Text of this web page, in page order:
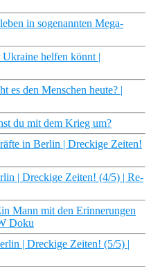
in sogenannten Mega-
helfen könnt |
es den Menschen heute? |
du mit dem Krieg um?
in Berlin | Dreckige Zeiten!
| Dreckige Zeiten! (4/5) | Re-
Mann mit den Erinnerungen
Doku
| Dreckige Zeiten! (5/5) |